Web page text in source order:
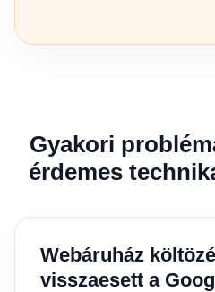
Gyakori
érdemes
Webáruház
visszaesett a